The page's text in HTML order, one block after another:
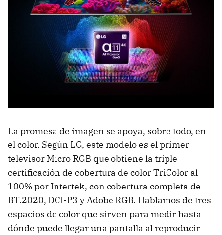
La promesa de imagen se apoya, sobre todo, en
el color. Según LG, este modelo es el primer
televisor Micro RGB que obtiene la triple
certificación de cobertura de color TriColor al
100% por Intertek, con cobertura completa de
BT.2020, DCI-P3 y Adobe RGB. Hablamos de tres
espacios de color que sirven para medir hasta
dónde puede llegar una pantalla al reproducir